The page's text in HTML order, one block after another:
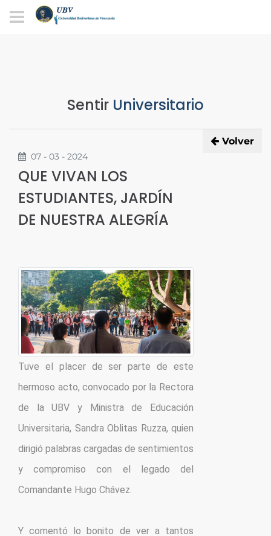
Sentir Universitario
Volver
07 - 03 - 2024
QUE VIVAN LOS
ESTUDIANTES, JARDÍN
DE NUESTRA ALEGRÍA
Tuve el placer de ser parte de este
hermoso acto, convocado por la Rectora
de la UBV y Ministra de Educación
Universitaria, Sandra Oblitas Ruzza, quien
dirigió palabras cargadas de sentimientos
y compromiso con el legado del
Comandante Hugo Chávez.
Y comentó lo bonito de ver a tantos